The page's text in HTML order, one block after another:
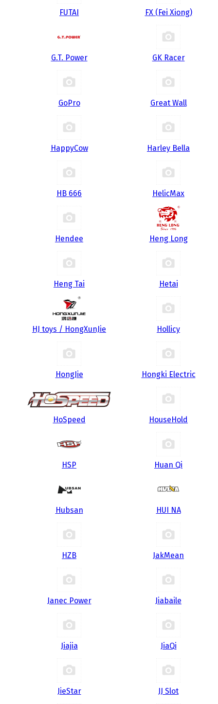
FUTAI FX (Fei Xiong)
G.T. Power GK Racer
GoPro Great Wall
HappyCow Harley Bella
HB 666 HelicMax
Hendee Heng Long
Heng Tai Hetai
HJ toys / HongXunJie Hollicy
HongJie Hongki Electric
HoSpeed HouseHold
HSP Huan Qi
Hubsan HUI NA
HZB JakMean
Janec Power Jiabaile
Jiajia JiaQi
JieStar JJ Slot